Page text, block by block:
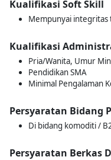
Kualifikasi Soft Skill
Mempunyai integritas
Kualifikasi
Pria/Wanita, Umur
Pendidikan SMA
Minimal Pengalaman
Persyaratan Bidang
Di bidang komoditi /
Persyaratan Berkas